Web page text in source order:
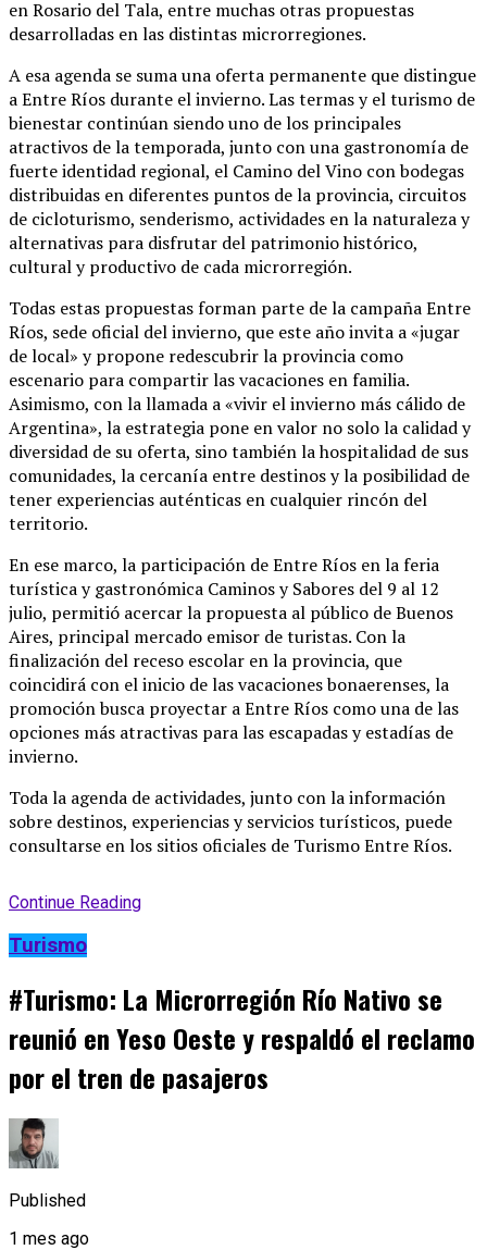
en Rosario del Tala, entre muchas otras propuestas
desarrolladas en las distintas microrregiones.
A esa agenda se suma una oferta permanente que distingue
a Entre Ríos durante el invierno. Las termas y el turismo de
bienestar continúan siendo uno de los principales
atractivos de la temporada, junto con una gastronomía de
fuerte identidad regional, el Camino del Vino con bodegas
distribuidas en diferentes puntos de la provincia, circuitos
de cicloturismo, senderismo, actividades en la naturaleza y
alternativas para disfrutar del patrimonio histórico,
cultural y productivo de cada microrregión.
Todas estas propuestas forman parte de la campaña Entre
Ríos, sede oficial del invierno, que este año invita a «jugar
de local» y propone redescubrir la provincia como
escenario para compartir las vacaciones en familia.
Asimismo, con la llamada a «vivir el invierno más cálido de
Argentina», la estrategia pone en valor no solo la calidad y
diversidad de su oferta, sino también la hospitalidad de sus
comunidades, la cercanía entre destinos y la posibilidad de
tener experiencias auténticas en cualquier rincón del
territorio.
En ese marco, la participación de Entre Ríos en la feria
turística y gastronómica Caminos y Sabores del 9 al 12
julio, permitió acercar la propuesta al público de Buenos
Aires, principal mercado emisor de turistas. Con la
finalización del receso escolar en la provincia, que
coincidirá con el inicio de las vacaciones bonaerenses, la
promoción busca proyectar a Entre Ríos como una de las
opciones más atractivas para las escapadas y estadías de
invierno.
Toda la agenda de actividades, junto con la información
sobre destinos, experiencias y servicios turísticos, puede
consultarse en los sitios oficiales de Turismo Entre Ríos.
Continue Reading
Turismo
#Turismo: La Microrregión Río Nativo se
reunió en Yeso Oeste y respaldó el reclamo
por el tren de pasajeros
Published
1 mes ago